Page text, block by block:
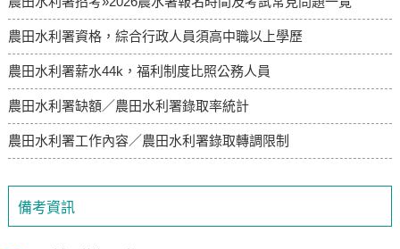
備考資訊
農田水利署資格，綜合行政人員須高中職以上學歷
農田水利署薪水44k，福利制度比照公務人員
農田水利署缺額／農田水利署錄取率統計
農田水利署工作內容／農田水利署錄取轉調限制